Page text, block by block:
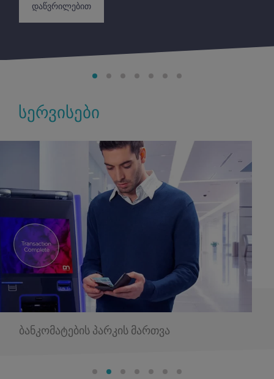
დაწვრილებით
სერვისები
ბანკომატების პარკის მართვა